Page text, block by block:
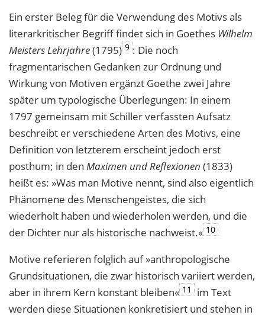
Ein erster Beleg für die Verwendung des Motivs als
literarkritischer Begriff findet sich in Goethes Wilhelm
Meisters Lehrjahre(1795) 9 : Die noch
fragmentarischen Gedanken zur Ordnung und
Wirkung von Motiven ergänzt Goethe zwei Jahre
später um typologische Überlegungen: In einem
1797 gemeinsam mit Schiller verfassten Aufsatz
beschreibt er verschiedene Arten des Motivs, eine
Definition von letzterem erscheint jedoch erst
posthum; in den Maximen und Reflexionen (1833)
heißt es: »Was man Motive nennt, sind also eigentlich
Phänomene des Menschengeistes, die sich
wiederholt haben und wiederholen werden, und die
der Dichter nur als historische nachweist.« 10
Motive referieren folglich auf »anthropologische
Grundsituationen, die zwar histo­risch variiert werden,
aber in ihrem Kern konstant bleiben« 11
im Text
werden diese Situationen konkretisiert und stehen in